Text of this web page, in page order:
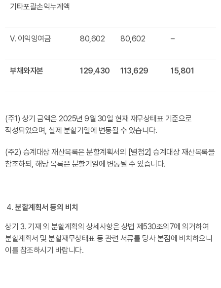
기타포괄손익누계액
Ⅴ. 이익잉여금 80,602 80,602 –
부채와자본 129,430 113,629 15,801
(주1) 상기 금액은 2025년 9월 30일 현재 재무상태표 기준으로
작성되었으며, 실제 분할기일에 변동될 수 있습니다.
(주2) 승계대상 재산목록은 분할계획서의 【별첨2】 승계대상 재산목록을
참조하되, 해당 목록은 분할기일에 변동될 수 있습니다.
분할계획서 등의 비치
상기 3. 기재 외 분할계획의 상세사항은 상법 제530조의7에 의거하여
분할계획서 및 분할재무상태표 등 관련 서류를 당사 본점에 비치하오니
이를 참조하시기 바랍니다.